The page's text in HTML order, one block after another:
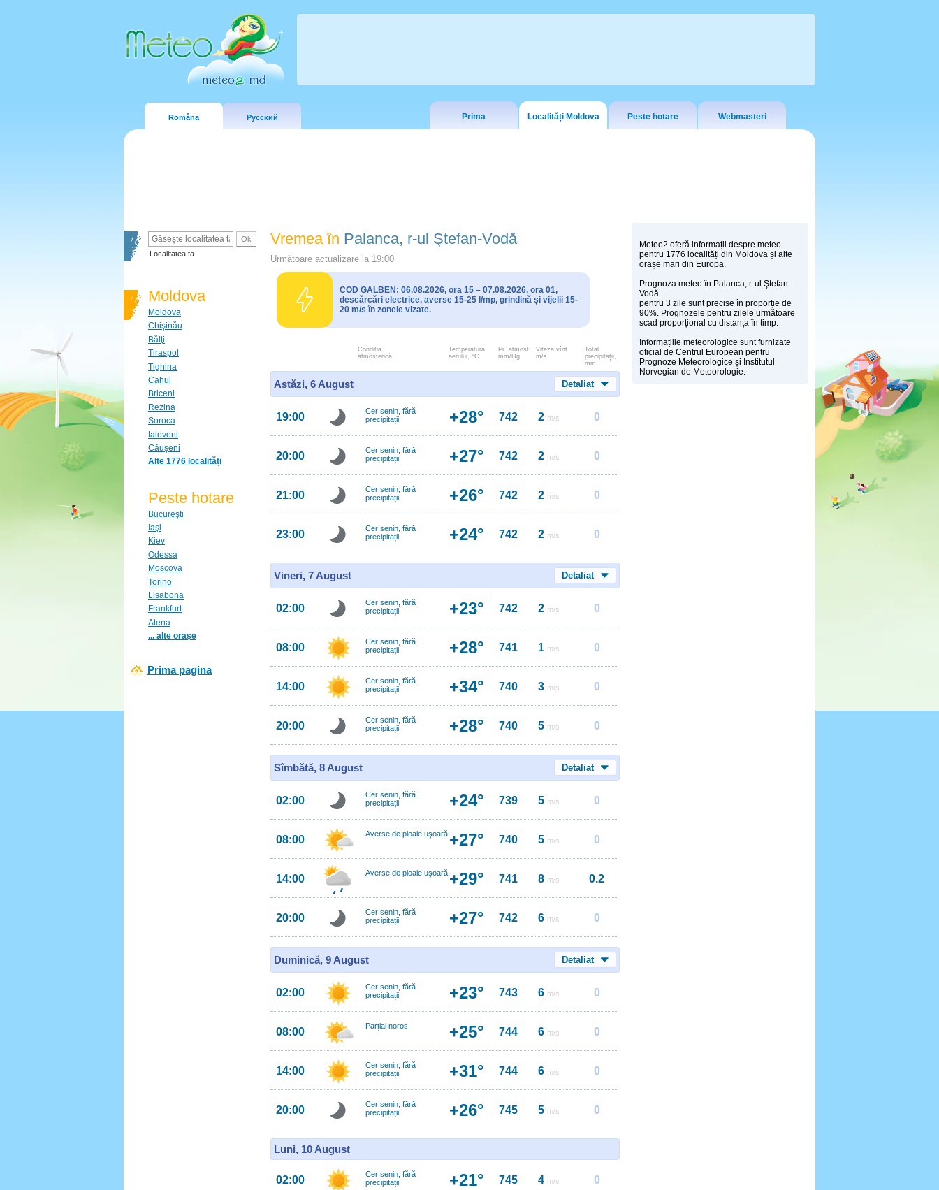
Româna Русский Prima Localități Moldova Peste hotare Webmasteri
Localitatea ta
Moldova
Moldova
Chişinău
Bălţi
Tiraspol
Tighina
Cahul
Briceni
Rezina
Soroca
Ialoveni
Căuşeni
Alte 1776 localități
Peste hotare
Bucureşti
Iaşi
Kiev
Odessa
Moscova
Torino
Lisabona
Frankfurt
Atena
... alte orașe
Prima pagina
Vremea în Palanca, r-ul Ştefan-Vodă
Următoare actualizare la 19:00
COD GALBEN: 06.08.2026, ora 15 – 07.08.2026, ora 01,
descărcări electrice, averse 15-25 l/mp, grindină și vijelii 15-
20 m/s în zonele vizate.
Conditia
atmosferică
Temperatura
aerului, °C
Pr. atmosf.
mm/Hg
Viteza vînt.
m/s
Total
precipitații,
mm
Astăzi, 6 August Detaliat
19:00
Cer senin, fără
precipitații
+28° 742 2 m/s 0
20:00
Cer senin, fără
precipitații
+27° 742 2 m/s 0
21:00
Cer senin, fără
precipitații
+26° 742 2 m/s 0
23:00
Cer senin, fără
precipitații
+24° 742 2 m/s 0
Vineri, 7 August Detaliat
02:00
Cer senin, fără
precipitații
+23° 742 2 m/s 0
08:00
Cer senin, fără
precipitații
+28° 741 1 m/s 0
14:00
Cer senin, fără
precipitații
+34° 740 3 m/s 0
20:00
Cer senin, fără
precipitații
+28° 740 5 m/s 0
Sîmbătă, 8 August Detaliat
02:00
Cer senin, fără
precipitații
+24° 739 5 m/s 0
08:00 Averse de ploaie uşoară +27° 740 5 m/s 0
14:00 Averse de ploaie uşoară +29° 741 8 m/s 0.2
20:00
Cer senin, fără
precipitații
+27° 742 6 m/s 0
Duminică, 9 August Detaliat
02:00
Cer senin, fără
precipitații
+23° 743 6 m/s 0
08:00 Parţial noros +25° 744 6 m/s 0
14:00
Cer senin, fără
precipitații
+31° 744 6 m/s 0
20:00
Cer senin, fără
precipitații
+26° 745 5 m/s 0
Luni, 10 August
02:00
Cer senin, fără
precipitații
+21° 745 4 m/s 0
Meteo2 oferă informații despre meteo
pentru 1776 localități din Moldova și alte
orașe mari din Europa.
Prognoza meteo în Palanca, r-ul Ştefan-
Vodă
pentru 3 zile sunt precise în proporție de
90%. Prognozele pentru zilele următoare
scad proporțional cu distanța în timp.
Informațiile meteorologice sunt furnizate
oficial de Centrul European pentru
Prognoze Meteorologice și Institutul
Norvegian de Meteorologie.